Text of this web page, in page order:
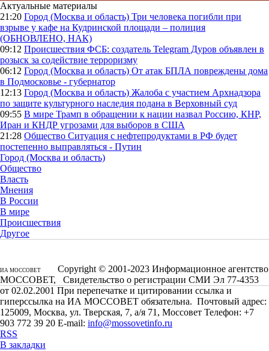
Актуальные материалы
21:20 Город (Москва и область) Три человека погибли при
взрыве у кафе на Кудринской площади – полиция
(ОБНОВЛЕНО, НАК)
09:12 Происшествия ФСБ: создатель Telegram Дуров объявлен в
розыск за содействие терроризму
06:12 Город (Москва и область) От атак БПЛА повреждены дома
в Подмосковье - губернатор
12:13 Город (Москва и область) Жалоба с участием Архнадзора
по защите культурного наследия подана в Верховный суд
09:55 В мире Трамп в обращении к нации назвал Россию, КНР,
Иран и КНДР угрозами для выборов в США
21:28 Общество Ситуация с нефтепродуктами в РФ будет
постепенно выправляться - Путин
Город (Москва и область)
Общество
Власть
Мнения
В России
В мире
Происшествия
Другое
ИА МОССОВЕТ
Copyright © 2001-2023 Информационное агентство
МОССОВЕТ, Свидетельство о регистрации СМИ Эл 77-4353
от 02.02.2001 При перепечатке и цитировании ссылка и
гиперссылка на ИА МОССОВЕТ обязательна. Почтовый адрес:
125009, Москва, ул. Тверская, 7, а/я 71, Моссовет Телефон: +7
903 772 39 20 E-mail: info@mossovetinfo.ru
RSS
В закладки